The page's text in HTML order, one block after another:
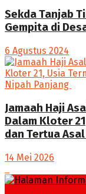
Sekda Tanjab
Gempita di
6 Agustus 2024
Jamaah Haji
Dalam Kloter
dan Tertua
14 Mei 2026